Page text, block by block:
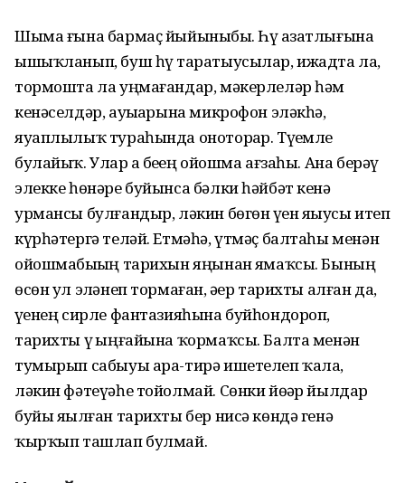
Шыма ғына бармаҫ йыйыныбыҙ. Һүҙ азатлығына
ышыҡланып, буш һүҙ таратыусылар, ижадта ла,
тормошта ла уңмағандар, мәкерлеләр һәм
кенәселдәр, ауыҙҙарына микрофон эләкһә,
яуаплылыҡ тураһында оноторҙар. Түҙемле
булайыҡ. Улар ҙа беҙҙең ойошма ағзаһы. Ана берәү
элекке һөнәре буйынса бәлки һәйбәт кенә
урмансы булғандыр, ләкин бөгөн үҙен яҙыусы итеп
күрһәтергә теләй. Етмәһә, үтмәҫ балтаһы менән
ойошмабыҙҙың тарихын яңынан яҙмаҡсы. Бының
өсөн ул эҙләнеп тормаған, әҙер тарихты алған да,
үҙенең сирле фантазияһына буйһондороп,
тарихты үҙ ыңғайына ҡормаҡсы. Балта менән
тумырып сабыуы ара-тирә ишетелеп ҡала,
ләкин фәтеүәһе тойолмай. Сөнки йөҙәр йылдар
буйы яҙылған тарихты бер нисә көндә генә
ҡырҡып ташлап булмай.